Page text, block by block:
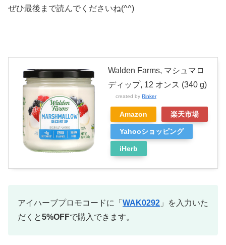
ぜひ最後まで読んでくださいね(^^)
Walden Farms, マシュマロ
ディップ, 12 オンス (340 g)
created by Rinker
Amazon 楽天市場
Yahooショッピング
iHerb
アイハーブプロモコードに「 WAK0292 」を入力いた
だくと5%OFFで購入できます。